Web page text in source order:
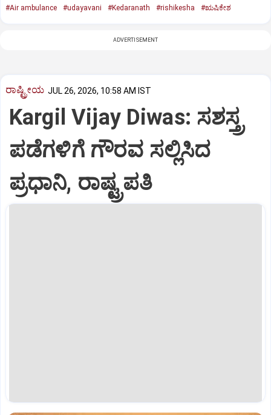
#Air ambulance #udayavani #Kedaranath #rishikesha #ಋಷಿಕೇಶ
ADVERTISEMENT
ರಾಷ್ಟ್ರೀಯ JUL 26, 2026, 10:58 AM IST
Kargil Vijay Diwas: ಸಶಸ್ತ್ರ
ಪಡೆಗಳಿಗೆ ಗೌರವ ಸಲ್ಲಿಸಿದ
ಪ್ರಧಾನಿ, ರಾಷ್ಟ್ರಪತಿ